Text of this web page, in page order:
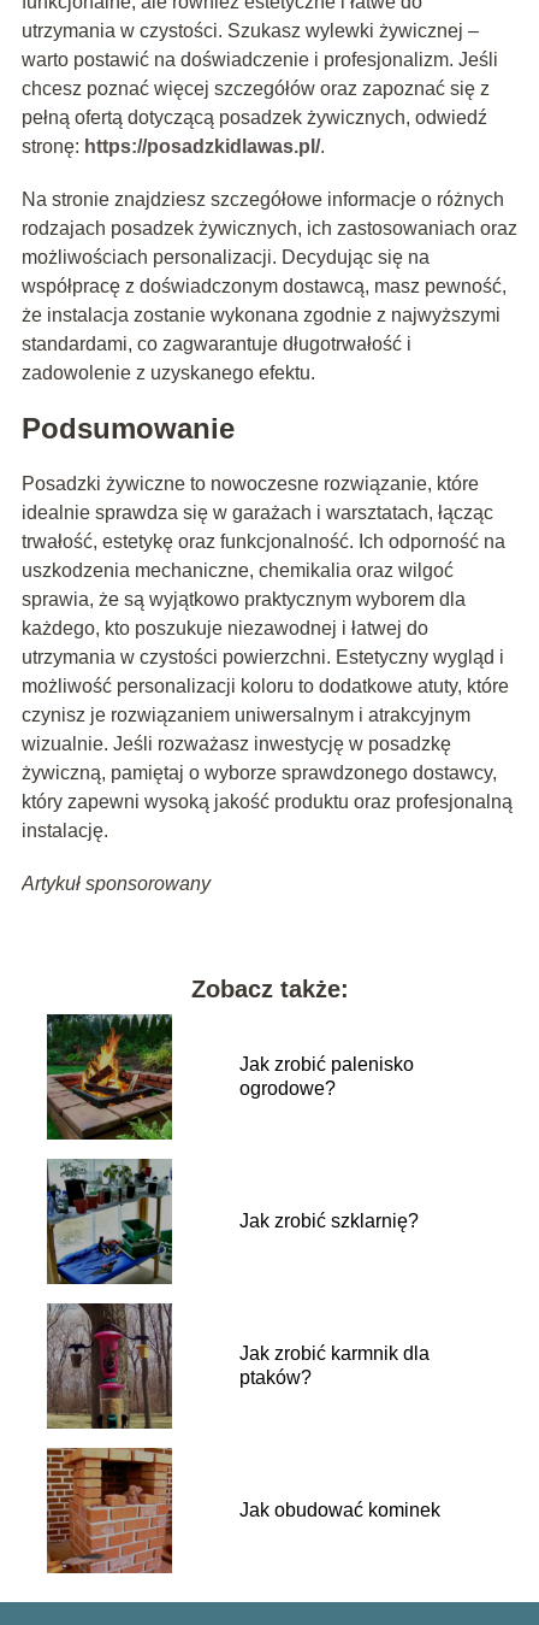
utrzymania w czystości. Szukasz wylewki żywicznej –
warto postawić na doświadczenie i profesjonalizm. Jeśli
chcesz poznać więcej szczegółów oraz zapoznać się z
pełną ofertą dotyczącą posadzek żywicznych, odwiedź
stronę: https://posadzkidlawas.pl/.
Na stronie znajdziesz szczegółowe informacje o różnych
rodzajach posadzek żywicznych, ich zastosowaniach oraz
możliwościach personalizacji. Decydując się na
współpracę z doświadczonym dostawcą, masz pewność,
że instalacja zostanie wykonana zgodnie z najwyższymi
standardami, co zagwarantuje długotrwałość i
zadowolenie z uzyskanego efektu.
Podsumowanie
Posadzki żywiczne to nowoczesne rozwiązanie, które
idealnie sprawdza się w garażach i warsztatach, łącząc
trwałość, estetykę oraz funkcjonalność. Ich odporność na
uszkodzenia mechaniczne, chemikalia oraz wilgoć
sprawia, że są wyjątkowo praktycznym wyborem dla
każdego, kto poszukuje niezawodnej i łatwej do
utrzymania w czystości powierzchni. Estetyczny wygląd i
możliwość personalizacji koloru to dodatkowe atuty, które
czynisz je rozwiązaniem uniwersalnym i atrakcyjnym
wizualnie. Jeśli rozważasz inwestycję w posadzkę
żywiczną, pamiętaj o wyborze sprawdzonego dostawcy,
który zapewni wysoką jakość produktu oraz profesjonalną
instalację.
Artykuł sponsorowany
Zobacz także:
Jak zrobić palenisko
ogrodowe?
Jak zrobić szklarnię?
Jak zrobić karmnik dla
ptaków?
Jak obudować kominek